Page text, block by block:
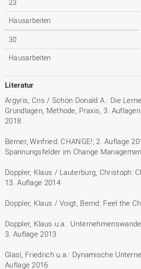
23
Hausarbeiten
30
Hausarbeiten
Literatur
Argyris, Cris / Schön Donald A.: Die
Grundlagen, Methode, Praxis, 3.
2018
Berner, Winfried: CHANGE!, 2. Auflage
Spannungsfelder im Change
Doppler, Klaus / Lauterburg, Christoph:
13. Auflage 2014
Doppler, Klaus / Voigt, Bernd: Feel the
Doppler, Klaus u.a.:
3. Auflage 2013
Glasl, Friedrich u.a.: Dynamische
Auflage 2016